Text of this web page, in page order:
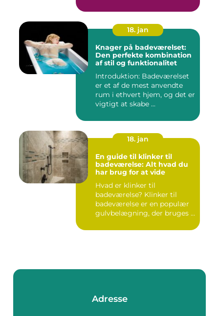
18. jan
Knager på badeværelset:
Den perfekte kombination
af stil og funktionalitet
Introduktion: Badeværelset
er et af de mest anvendte
rum i ethvert hjem, og det er
vigtigt at skabe ...
18. jan
En guide til klinker til
badeværelse: Alt hvad du
har brug for at vide
Hvad er klinker til
badeværelse? Klinker til
badeværelse er en populær
gulvbelægning, der bruges i
Adresse